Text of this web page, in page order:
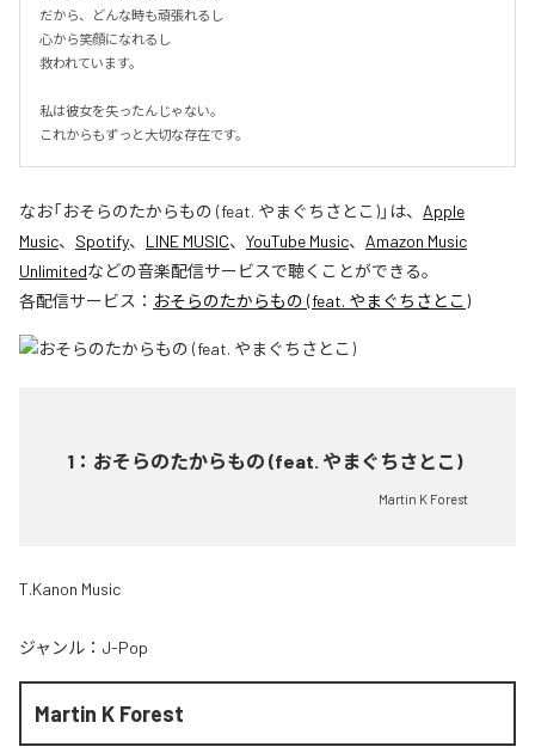
だから、どんな時も頑張れるし
心から笑顔になれるし
救われています。
私は彼女を失ったんじゃない。
これからもずっと大切な存在です。
なお「おそらのたからもの (feat. やまぐちさとこ)」は、 Apple
Music、 Spotify、 LINE MUSIC、 YouTube Music、 Amazon Music
Unlimitedなどの音楽配信サービスで聴くことができる。
各配信サービス： おそらのたからもの (feat. やまぐちさとこ)
1 ： おそらのたからもの (feat. やまぐちさとこ)
Martin K Forest
T.Kanon Music
ジャンル： J-Pop
Martin K Forest